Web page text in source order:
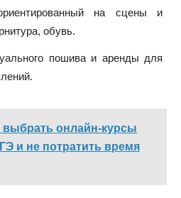
на сцены и
обувь.
пошива и аренды для
выбрать онлайн-курсы
и не потратить время